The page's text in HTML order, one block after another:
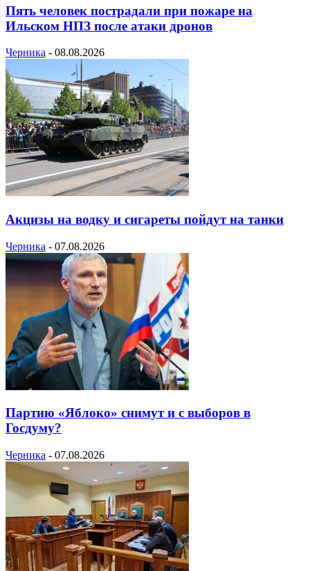
Пять человек пострадали при пожаре на
Ильском НПЗ после атаки дронов
Черника - 08.08.2026
Акцизы на водку и сигареты пойдут на танки
Черника - 07.08.2026
Партию «Яблоко» снимут и с выборов в
Госдуму?
Черника - 07.08.2026